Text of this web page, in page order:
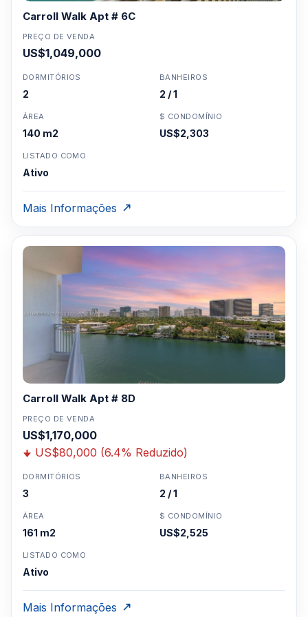
instalações de caisServiço de conciergeServiço de
manobristaEstacionamento coberto
atribuídoArmazenamento para residentes
Clique aqui para mandar um email
WhatsApp um corretor em Miami +1 305 540
5744
Para Vendas ligar no telefone no Brasil SP 11-
Carroll Walk Apt # 6C
PREÇO DE VENDA
US$1,049,000
DORMITÓRIOS
2
BANHEIROS
2 / 1
ÁREA
140 m2
$ CONDOMÍNIO
US$2,303
LISTADO COMO
Ativo
Mais Informações
Carroll Walk Apt # 8D
PREÇO DE VENDA
US$1,170,000
US$80,000 (6.4% Reduzido)
DORMITÓRIOS
3
BANHEIROS
2 / 1
ÁREA
161 m2
$ CONDOMÍNIO
US$2,525
LISTADO COMO
Ativo
Mais Informações